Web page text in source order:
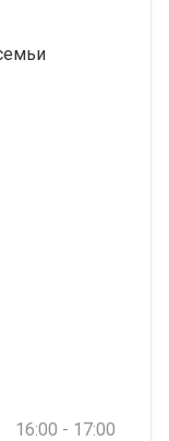
16:00 - 17:00